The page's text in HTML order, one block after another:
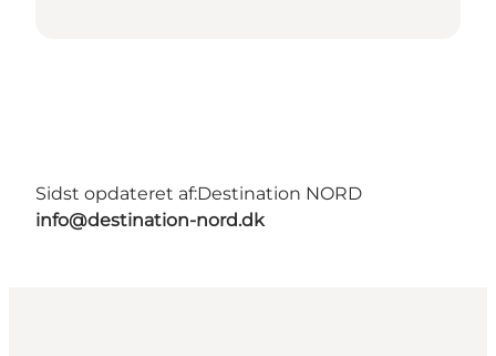
Sidst opdateret af:Destination NORD
info@destination-nord.dk